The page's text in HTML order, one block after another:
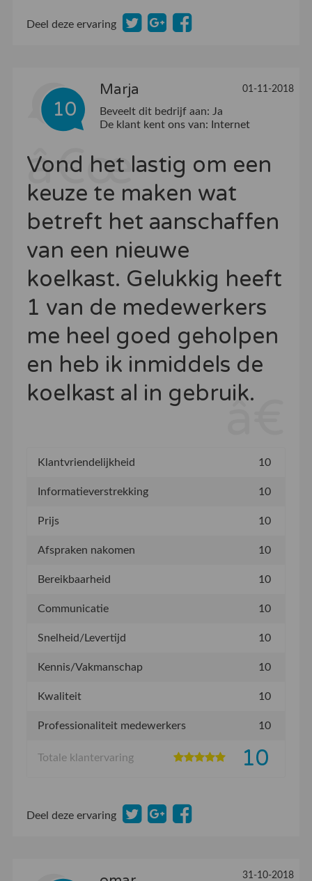
Deel deze ervaring
10
Marja 01-11-2018
Beveelt dit bedrijf aan: Ja
De klant kent ons van:
Internet
Vond het lastig om een
keuze te maken wat
betreft het aanschaffen
van een nieuwe
koelkast. Gelukkig heeft
1 van de medewerkers
me heel goed geholpen
en heb ik inmiddels de
koelkast al in gebruik.
Klantvriendelijkheid 10
Informatieverstrekking 10
Prijs 10
Afspraken nakomen 10
Bereikbaarheid 10
Communicatie 10
Snelheid/Levertijd 10
Kennis/Vakmanschap 10
Kwaliteit 10
Professionaliteit medewerkers 10
Totale klantervaring 10
Deel deze ervaring
31-10-2018